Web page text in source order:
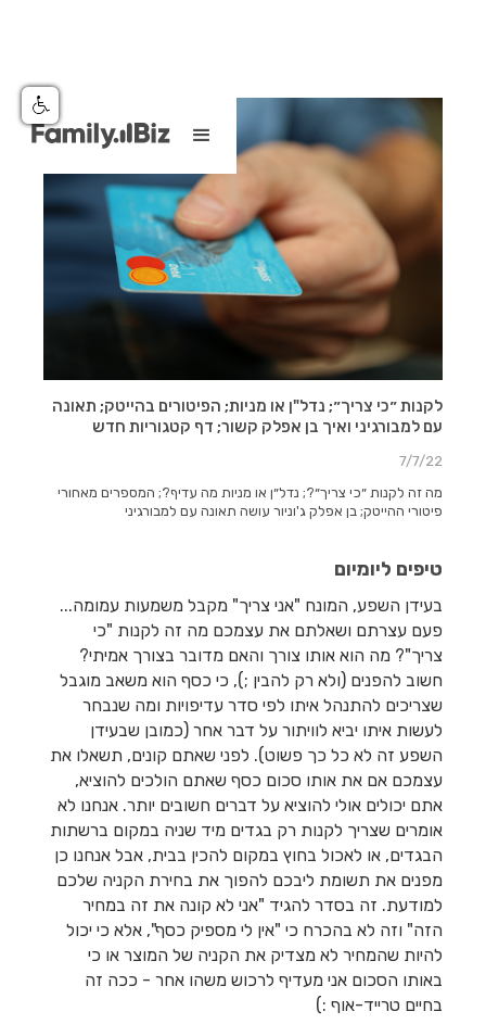
לקנות ״כי צריך״; נדל"ן או מניות; הפיטורים בהייטק; תאונה
עם למבורגיני ואיך בן אפלק קשור; דף קטגוריות חדש
7/7/22
מה זה לקנות ״כי צריך״?; נדל״ן או מניות מה עדיף?; המספרים מאחורי
פיטורי ההייטק; בן אפלק ג'וניור עושה תאונה עם למבורגיני
טיפים ליומיום
בעידן השפע, המונח "אני צריך" מקבל משמעות עמומה...
פעם עצרתם ושאלתם את עצמכם מה זה לקנות "כי
צריך"? מה הוא אותו צורך והאם מדובר בצורך אמיתי?
חשוב להפנים (ולא רק להבין ;), כי כסף הוא משאב מוגבל
שצריכים להתנהל איתו לפי סדר עדיפויות ומה שנבחר
לעשות איתו יביא לוויתור על דבר אחר (כמובן שבעידן
השפע זה לא כל כך פשוט). לפני שאתם קונים, תשאלו את
עצמכם אם את אותו סכום כסף שאתם הולכים להוציא,
אתם יכולים אולי להוציא על דברים חשובים יותר. אנחנו לא
אומרים שצריך לקנות רק בגדים מיד שניה במקום ברשתות
הבגדים, או לאכול בחוץ במקום להכין בבית, אבל אנחנו כן
מפנים את תשומת ליבכם להפוך את בחירת הקניה שלכם
למודעת. זה בסדר להגיד "אני לא קונה את זה במחיר
הזה" וזה לא בהכרח כי "אין לי מספיק כסף", אלא כי יכול
להיות שהמחיר לא מצדיק את הקניה של המוצר או כי
באותו הסכום אני מעדיף לרכוש משהו אחר - ככה זה
בחיים טרייד-אוף :)